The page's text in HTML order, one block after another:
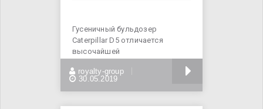
Гусеничный бульдозер
Caterpillar D5 отличается
высочайшей
комфортными условиями
royalty-group
30.05.2019